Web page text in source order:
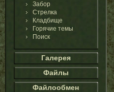
Забор
Стрелка
Кладбище
Горячие темы
Поиск
Галерея
Файлы
Файлообмен